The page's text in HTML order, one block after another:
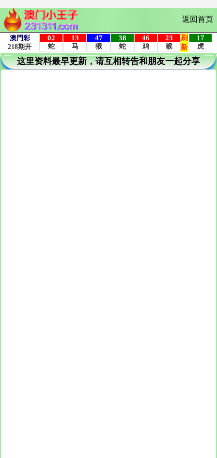
返回首页
这里资料最早更新，请互相转告和朋友一起分享